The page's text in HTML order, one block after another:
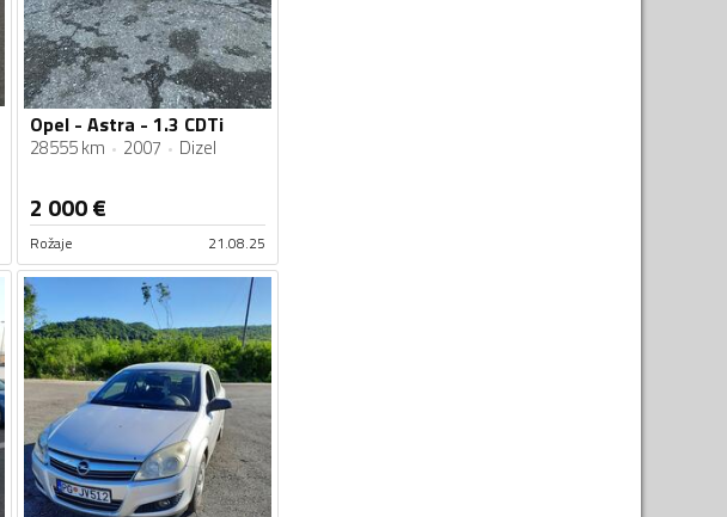
Opel - Astra - 1.3 CDTi
28555 km 2007 Dizel
2 000€
Rožaje 21.08.25